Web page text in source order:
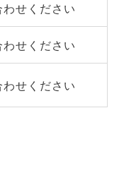
せください
せください
せください